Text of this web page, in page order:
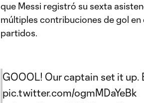
que Messi registró su sexta
múltiples contribuciones de gol
partidos.
GOOOL! Our captain set it up.
pic.twitter.com/ogmMDaYeBk